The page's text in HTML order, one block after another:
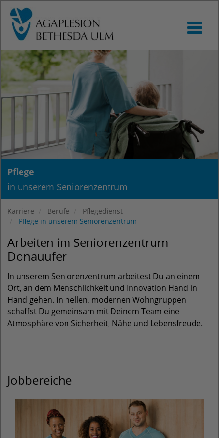
Pflege
in unserem Seniorenzentrum
Karriere Berufe
Pflegedienst
Pflege in unserem Seniorenzentrum
Arbeiten im Seniorenzentrum
Donauufer
In unserem Seniorenzentrum arbeitest Du an einem
Ort, an dem Menschlichkeit und Innovation Hand in
Hand gehen. In hellen, modernen Wohngruppen
schaffst Du gemeinsam mit Deinem Team eine
Atmosphäre von Sicherheit, Nähe und Lebensfreude.
Jobbereiche